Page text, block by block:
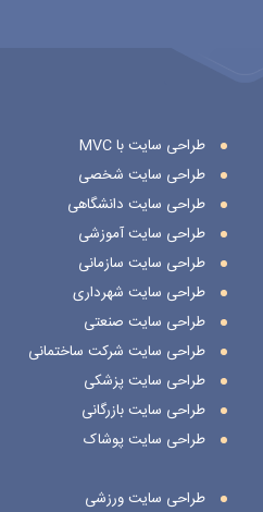
طراحی سایت با MVC
طراحی سایت شخصی
طراحی سایت دانشگاهی
طراحی سایت آموزشی
طراحی سایت سازمانی
طراحی سایت شهرداری
طراحی سایت صنعتی
طراحی سایت شرکت ساختمانی
طراحی سایت پزشکی
طراحی سایت بازرگانی
طراحی سایت پوشاک
طراحی سایت ورزشی